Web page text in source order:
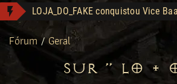
The Stone of Jordan - Compra:
Zod Stack - Compra: 800
Sanon conquistou Dark Wanderer!
DM conquistou Tryhard 95!
Fórum /Geral
SUR > LO +